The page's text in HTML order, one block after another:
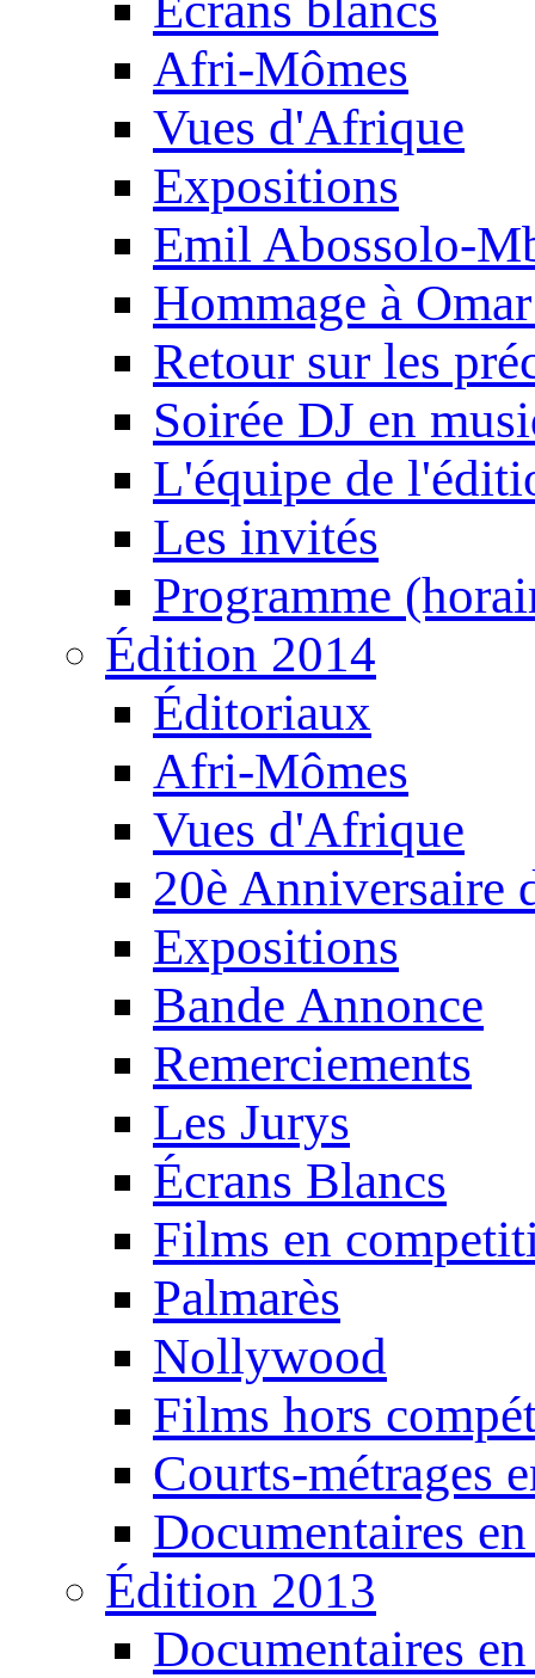
Afri-Mômes
Vues d'Afrique
Expositions
Emil Abossolo-
Hommage à
Retour sur les
Soirée DJ en
L'équipe de
Les invités
Programme
Édition 2014
Éditoriaux
Afri-Mômes
Vues d'Afrique
20è Anniversaire
Expositions
Bande Annonce
Remerciements
Les Jurys
Écrans Blancs
Films en
Palmarès
Nollywood
Films hors
Courts-métrages
Documentaires
Édition 2013
Documentaires